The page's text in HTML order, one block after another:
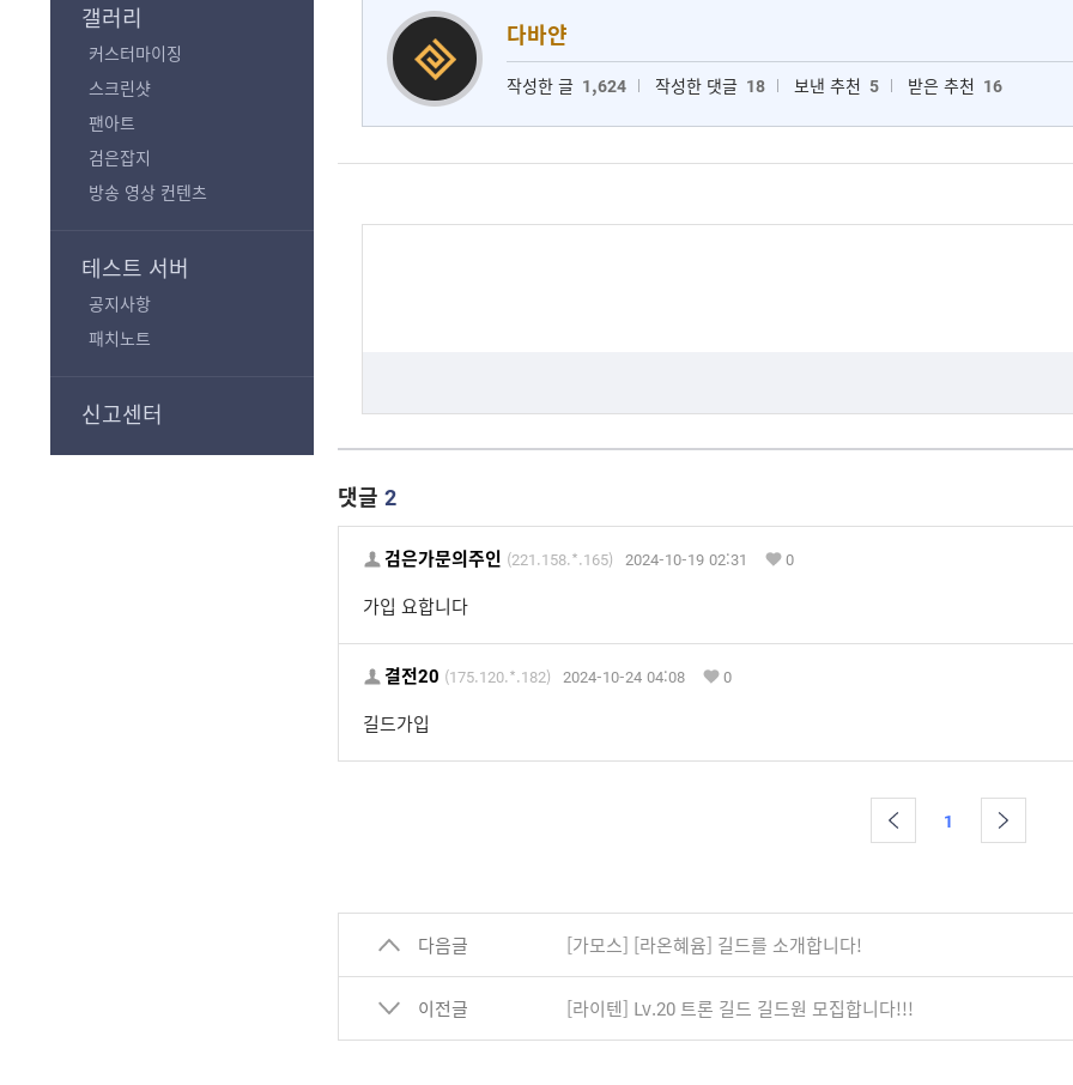
갤러리
커스터마이징
스크린샷
팬아트
검은잡지
방송 영상 컨텐츠
테스트 서버
공지사항
패치노트
신고센터
다바얀
작성한 글 1,624 작성한 댓글 18 보낸 추천 5 받은 추천 16
댓글 2
검은가문의주인 (221.158.*.165) 2024-10-19 02:31 0
가입 요합니다
결전20 (175.120.*.182) 2024-10-24 04:08 0
길드가입
1
다음글 [가모스] [라온혜윰] 길드를 소개합니다!
이전글 [라이텐] Lv.20 트론 길드 길드원 모집합니다!!!